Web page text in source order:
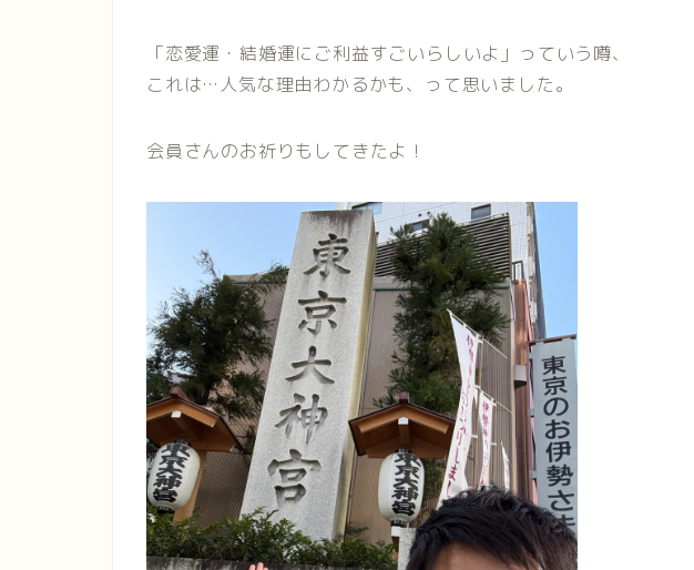
「恋愛運・結婚運にご利益すごいらしいよ」っていう噂、
これは…人気な理由わかるかも、って思いました。
会員さんのお祈りもしてきたよ！